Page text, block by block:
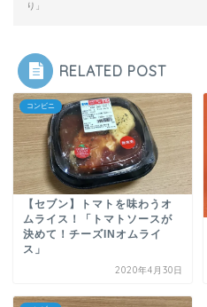
り」
RELATED POST
コンビニ
【セブン】トマトを味わうオ
ムライス！「トマトソースが
決めて！チーズINオムライ
ス」
2020年4月30日